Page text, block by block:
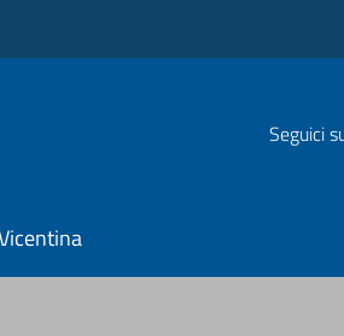
Seguici